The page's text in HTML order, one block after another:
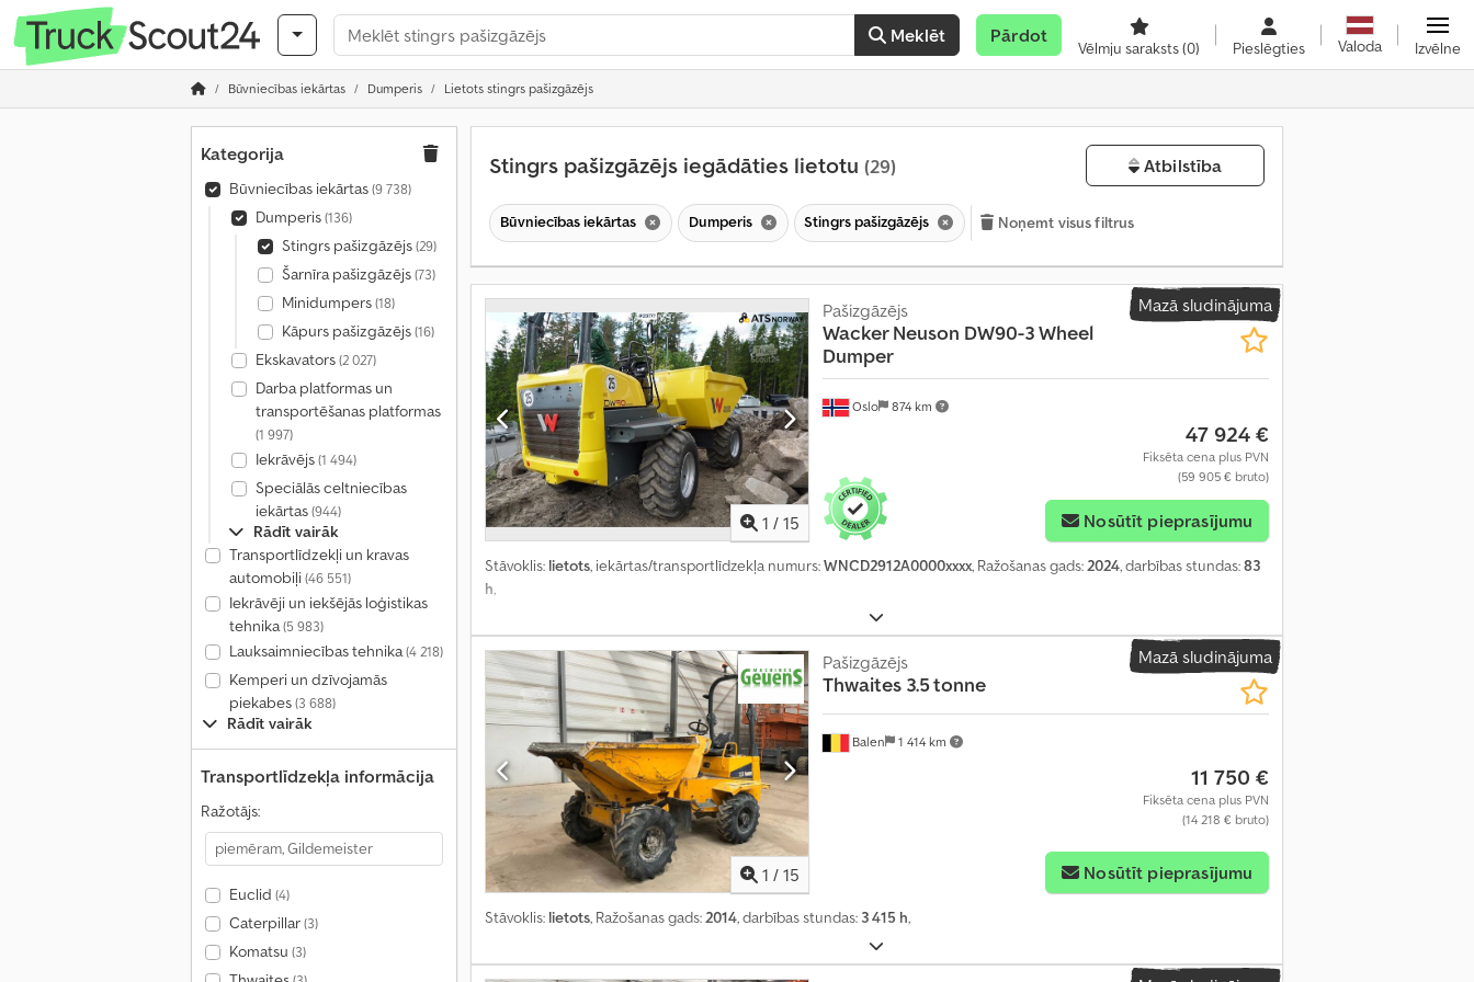
Meklēt Pārdot
Vēlmju saraksts(0) Pieslēgties Valoda Izvēlne
Būvniecības iekārtas Dumperis Lietots stingrs pašizgāzējs
Kategorija
Būvniecības iekārtas(9 738)
Dumperis(136)
Stingrs pašizgāzējs(29)
Šarnīra pašizgāzējs(73)
Minidumpers(18)
Kāpurs pašizgāzējs(16)
Ekskavators(2 027)
Darba platformas un
transportēšanas platformas
(1 997)
Iekrāvējs(1 494)
Speciālās celtniecības
iekārtas(944)
Rādīt vairāk
Transportlīdzekļi un kravas
automobiļi(46 551)
Iekrāvēji un iekšējās loģistikas
tehnika(5 983)
Lauksaimniecības tehnika(4 218)
Kemperi un dzīvojamās
piekabes(3 688)
Rādīt vairāk
Transportlīdzekļa informācija
Ražotājs:
Euclid (4)
Caterpillar(3)
Komatsu (3)
Stingrs pašizgāzējs iegādāties lietotu (29) Atbilstība
Būvniecības iekārtas Dumperis Stingrs pašizgāzējs Noņemt visus filtrus
Mazā sludinājuma
1 / 15
Oslo 874 km
Pašizgāzējs
Wacker Neuson DW90-3 Wheel
Dumper
47 924 €
Fiksēta cena plus PVN
(59 905 € bruto)
Nosūtīt pieprasījumu
Stāvoklis: lietots, iekārtas/transportlīdzekļa numurs:WNCD2912A0000xxxx, Ražošanas gads:2024, darbības stundas:83
h,
Mazā sludinājuma
1 / 15
Balen 1 414 km
Pašizgāzējs
Thwaites 3.5 tonne
11 750 €
Fiksēta cena plus PVN
(14 218 € bruto)
Nosūtīt pieprasījumu
Stāvoklis: lietots, Ražošanas gads:2014, darbības stundas: 3 415 h,
M
ē
n
e
s
ī
v
r
ā
n
ā
4
0
0
m
a
p